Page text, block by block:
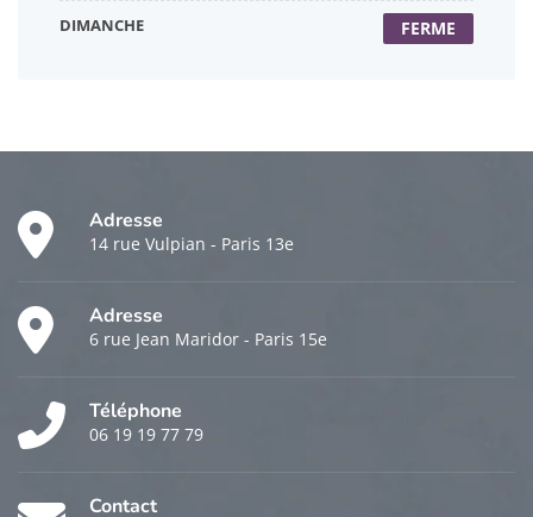
DIMANCHE FERME
Adresse
14 rue Vulpian - Paris 13e
Adresse
6 rue Jean Maridor - Paris 15e
Téléphone
06 19 19 77 79
Contact